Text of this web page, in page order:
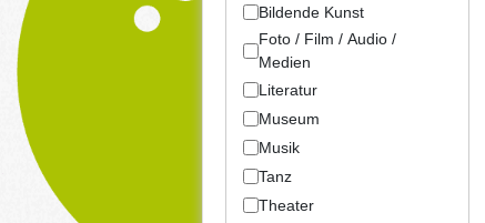
Bildende Kunst
Foto / Film / Audio /
Medien
Literatur
Museum
Musik
Tanz
Theater